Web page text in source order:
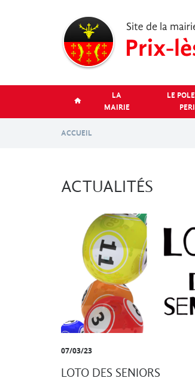
LA
MAIRIE
LE
ACCUEIL
ACTUALITÉS
07/03/23
LOTO DES SENIORS